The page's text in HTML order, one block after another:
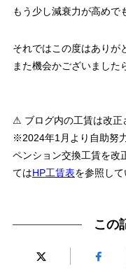
もう少し減衰力が高めで
それではこの度はありが
また機会かございました
⚠ ブログ内の工賃は改正
※2024年1月より自助努
ペンション交換工賃を改
てはHP工賃表を参照し
この